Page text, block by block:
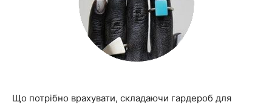
Що потрібно врахувати, складаючи гардероб для